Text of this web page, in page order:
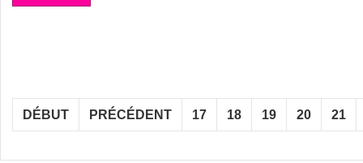
DÉBUT PRÉCÉDENT 17 18 19 20 21